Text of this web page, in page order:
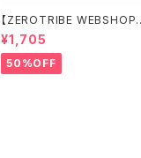
【ZEROTRIBE WEBSHOP
限定価格】RCM-BD11-TSE
カーボンツィーク スティッ
クエンドプレートセット YOK
OMO BD11用
¥1,705
50%OFF